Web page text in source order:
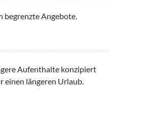
begrenzte Angebote.
Aufenthalte konzipiert
einen längeren Urlaub.